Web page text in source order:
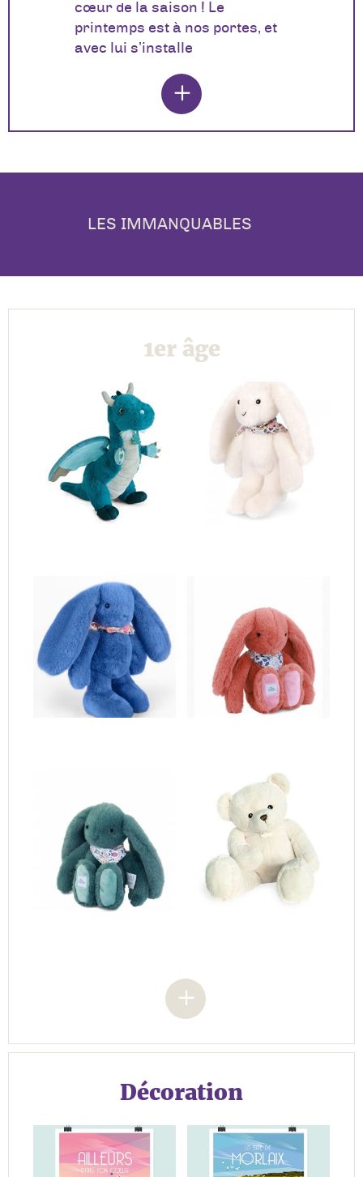
cœur de la saison ! Le
printemps est à nos portes, et
avec lui s’installe
LES IMMANQUABLES
1er âge
Décoration